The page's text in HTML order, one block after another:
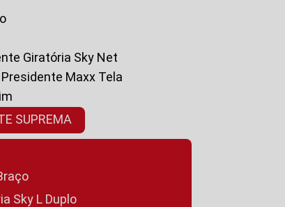
Giratória Sky Net
Presidente Maxx Tela
SUPREMA
Sky L Duplo